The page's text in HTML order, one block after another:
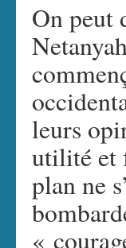
On peut
leurs
utilité et
plan ne
«